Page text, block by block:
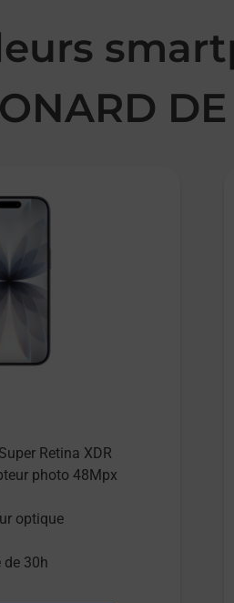
Super Retina XDR
photo 48Mpx
optique
30h